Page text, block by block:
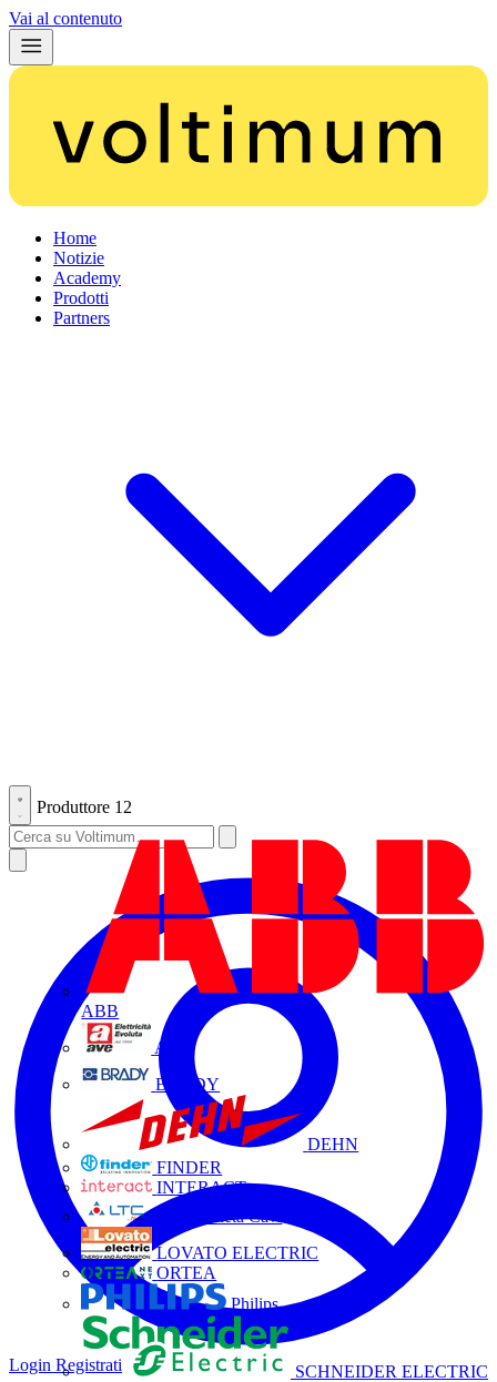
Vai al contenuto
Home
Notizie
Academy
Prodotti
Partners
Produttore 12
ABB
AVE
BRADY
DEHN
FINDER
INTERACT
La Triveneta Cavi
LOVATO ELECTRIC
ORTEA
Philips
SCHNEIDER ELECTRIC
Login Registrati